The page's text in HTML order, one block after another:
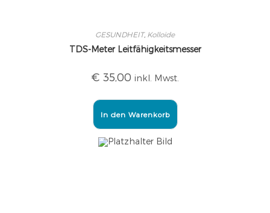
GESUNDHEIT, Kolloide
TDS-Meter Leitfähigkeitsmesser
€ 35,00 inkl. Mwst.
In den Warenkorb